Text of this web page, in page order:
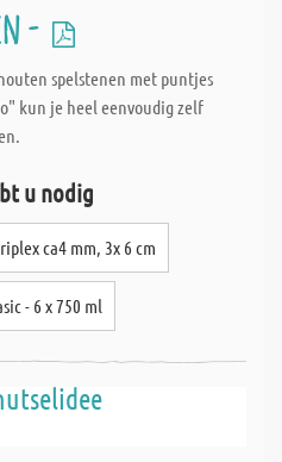
-
spelstenen met puntjes
kun je heel eenvoudig zelf
u nodig
ca4 mm, 3x 6 cm
- 6 x 750 ml